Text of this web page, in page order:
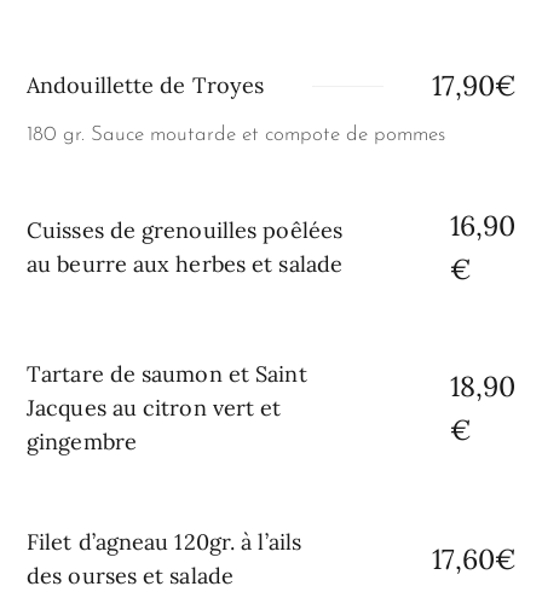
Andouillette de Troyes 17,90€
180 gr. Sauce moutarde et compote de pommes
Cuisses de grenouilles poêlées
au beurre aux herbes et salade
16,90
€
Tartare de saumon et Saint
Jacques au citron vert et
gingembre
18,90
€
Filet d’agneau 120gr. à l’ails
des ourses et salade
17,60€